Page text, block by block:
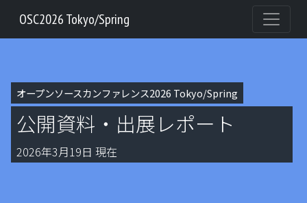
OSC2026 Tokyo/Spring
オープンソースカンファレンス2026 Tokyo/Spring
公開資料・出展レポート
2026年3月19日 現在